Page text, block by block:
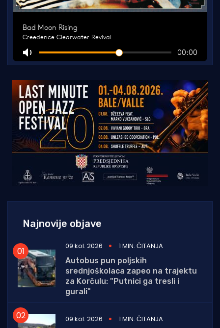
Najnovije objave
09 kol. 2026
1 MIN. ČITANJA
Autobus pun poljskih
srednjoškolaca zapeo na trajektu
za Korčulu: "Putnici ga tresli i
gurali"
09 kol. 2026
1 MIN. ČITANJA